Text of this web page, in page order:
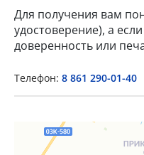
Для получения вам
удостоверение), а
доверенность или
Телефон: 8 861 290-01-40